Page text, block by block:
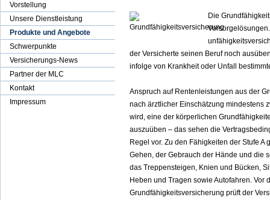
Vorstellung
Unsere Dienstleistung
Produkte und Angebote
Schwerpunkte
Versicherungs-News
Partner der MLC
Kontakt
Impressum
Die
der Versicherte seinen Beruf noch
infolge von Krankheit oder Unfall
Anspruch auf Rentenleistungen aus der
nach ärztlicher Einschätzung mindestens
wird, eine der körperlichen
auszuüben – das sehen die
Regel vor. Zu den Fähigkeiten der Stufe
Gehen, der Gebrauch der Hände und die
das Treppensteigen, Knien und Bücken,
Heben und Tragen sowie Autofahren. Vor
Grundfähigkeitsversicherung prüft der